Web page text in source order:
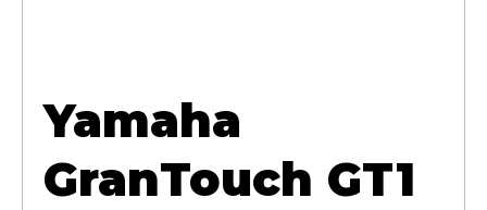
Yamaha
GranTouch GT1